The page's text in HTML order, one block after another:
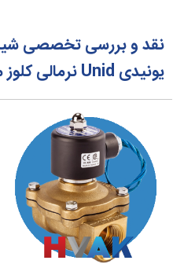
یونیدی Unid نرمالی کلوز مدل UW-25